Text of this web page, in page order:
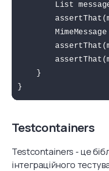
List
    }
Testcontainers
Testcontainers - це
інтеграційного